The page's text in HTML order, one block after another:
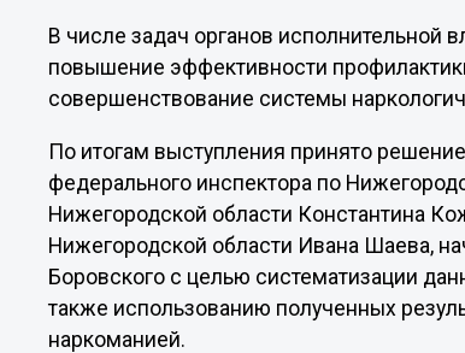
В числе задач органов исполнительной
повышение эффективности
совершенствование системы
По итогам выступления принято
федерального инспектора по
Нижегородской области Константина
Нижегородской области Ивана Шаева,
Боровского с целью систематизации
также использованию полученных
наркоманией.